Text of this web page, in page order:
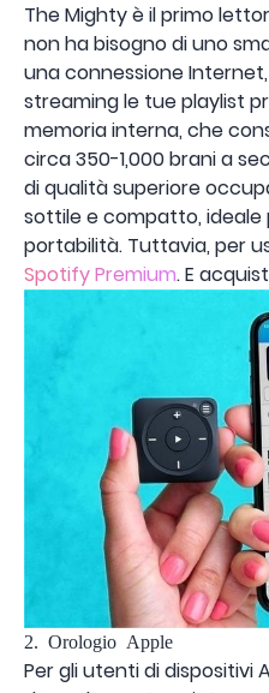
The Mighty è il primo
non ha bisogno di uno
una connessione
streaming le tue playlist
memoria interna, che
circa 350-1,000 brani a
di qualità superiore
sottile e compatto, ideale
portabilità. Tuttavia, per
Spotify Premium. E
2. Orologio Apple
Per gli utenti di dispositivi